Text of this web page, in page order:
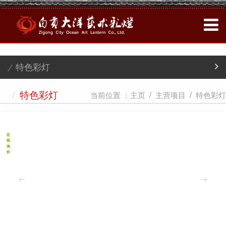
/ 特色彩灯
/ 特色彩灯 当前位置 ： 主页 主营项目 特色彩灯
在
线
询
价